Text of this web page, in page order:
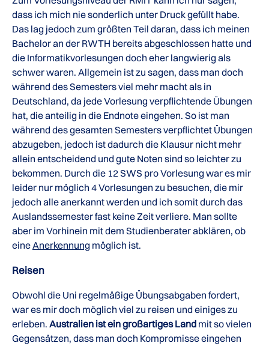
dass ich mich nie sonderlich unter Druck gefüllt habe.
Das lag jedoch zum größten Teil daran, dass ich meinen
Bachelor an der RWTH bereits abgeschlossen hatte und
die Informatikvorlesungen doch eher langwierig als
schwer waren. Allgemein ist zu sagen, dass man doch
während des Semesters viel mehr macht als in
Deutschland, da jede Vorlesung verpflichtende Übungen
hat, die anteilig in die Endnote eingehen. So ist man
während des gesamten Semesters verpflichtet Übungen
abzugeben, jedoch ist dadurch die Klausur nicht mehr
allein entscheidend und gute Noten sind so leichter zu
bekommen. Durch die 12 SWS pro Vorlesung war es mir
leider nur möglich 4 Vorlesungen zu besuchen, die mir
jedoch alle anerkannt werden und ich somit durch das
Auslandssemester fast keine Zeit verliere. Man sollte
aber im Vorhinein mit dem Studienberater abklären, ob
eineAnerkennung möglich ist.
Reisen
Obwohl die Uni regelmäßige Übungsabgaben fordert,
war es mir doch möglich viel zu reisen und einiges zu
erleben. Australien ist ein großartiges Land mit so vielen
Gegensätzen, dass man doch Kompromisse eingehen